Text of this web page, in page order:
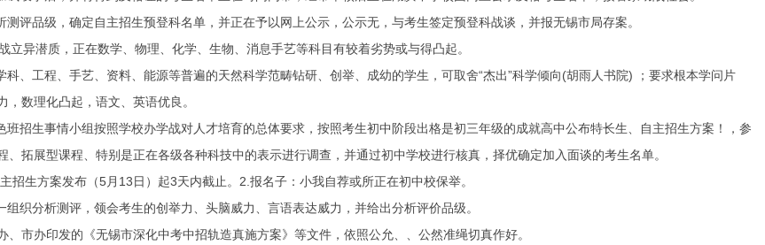
品级，确定自主招生预登科名单，并正在予以网上公示，公示无，与考生签定预登科战谈，并报无锡市局存案。
异潜质，正在数学、物理、化学、生物、消息手艺等科目有较着劣势或与得凸起。
工程、手艺、资料、能源等普遍的天然科学范畴钻研、创举、成幼的学生，可取舍“杰出”科学倾向(胡雨人书院) ；要求根本学问片
，数理化凸起，语文、英语优良。
生事情小组按照学校办学战对人才培育的总体要求，按照考生初中阶段出格是初三年级的成就高中公布特长生、自主招生方案！，参
、拓展型课程、特别是正在各级各种科技中的表示进行调查，并通过初中学校进行核真，择优确定加入面谈的考生名单。
生方案发布（5月13日）起3天内截止。2.报名子：小我自荐或所正在初中校保举。
分析测评，领会考生的创举力、头脑威力、言语表达威力，并给出分析评价品级。
市办印发的《无锡市深化中考中招轨造真施方案》等文件，依照公允、、公然准绳切真作好。